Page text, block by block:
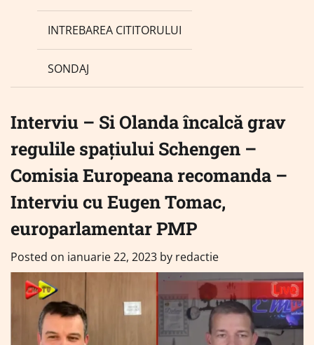
INTREBAREA CITITORULUI
SONDAJ
Interviu – Si Olanda încalcă grav
regulile spațiului Schengen –
Comisia Europeana recomanda –
Interviu cu Eugen Tomac,
europarlamentar PMP
Posted on ianuarie 22, 2023 by redactie